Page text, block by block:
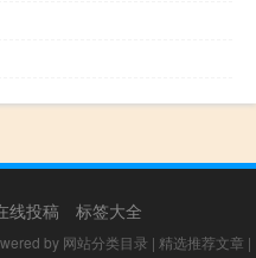
线投稿 标签大全
by 网站分类目录 | 精选推荐文章 |